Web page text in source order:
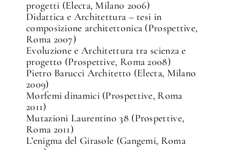
progetti (Electa, Milano 2006)
Didattica e Architettura – tesi in
composizione architettonica (Prospettive,
Roma 2007)
Evoluzione e Architettura tra scienza e
progetto (Prospettive, Roma 2008)
Pietro Barucci Architetto (Electa, Milano
2009)
Morfemi dinamici (Prospettive, Roma
2011)
Mutazioni Laurentino 38 (Prospettive,
Roma 2011)
L’enigma del Girasole (Gangemi, Roma